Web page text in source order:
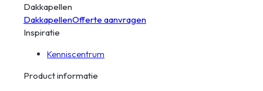
Dakkapellen
DakkapellenOfferte aanvragen
Inspiratie
Kenniscentrum
Product informatie